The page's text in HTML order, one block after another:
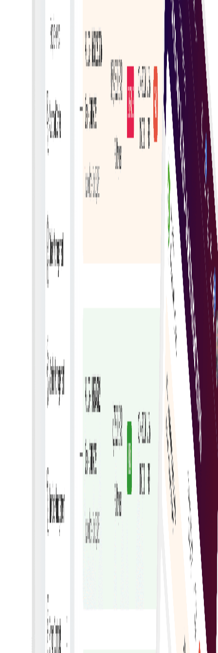
nadzora plaćanja i upravljanja potraživanjima.
Pojednostavljena usklađenost
Osigurajte usklađenost s financijskim propisima
automatiziranim značajkama koje slijede standarde
fakturiranja.
Pojednostavite obradu računa automatiziranim
tijekovima rada kako biste smanjili ručne zadatke i
ubrzali odobrenja.
Digitalno fakturiranje
Prijeđite na digitalno fakturiranje za bržu obradu i
Automatizirano naplaćivanje
Automatizirajte naplatu za točno, pravovremeno i
učinkovito generiranje i dostavu računa.
Zaštitite podatke računa enkripcijom i
autentifikacijom kako biste spriječili neovlašteni
nadzora plaćanja i upravljanja potraživanjima.